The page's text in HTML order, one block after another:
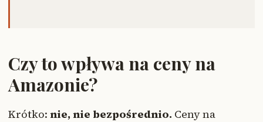
Czy to wpływa na ceny na
Amazonie?
Krótko: nie, nie bezpośrednio. Ceny na